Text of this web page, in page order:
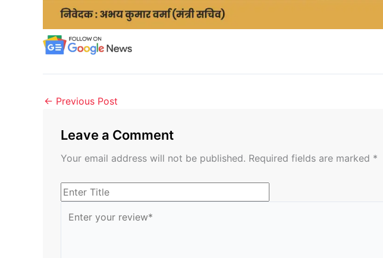
← Previous Post
Leave a Comment
Your email address will not be published. Required fields are marked *